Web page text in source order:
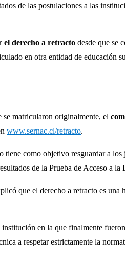
de las postulaciones a las
el derecho a retracto desde que se
en otra entidad de educación
se matricularon originalmente, el
www.sernac.cl/retracto.
como objetivo resguardar a
de la Prueba de Acceso a la
que el derecho a retracto es
en la que finalmente
a respetar estrictamente la